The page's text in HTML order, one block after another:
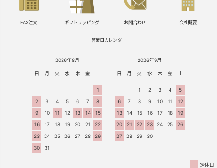
FAX注文 ギフトラッピング お問合わせ 会社概要
営業日カレンダー
2026年8月
日 月 火 水 木 金 土
1
2
3 4 5 6 7
8
9
10 11 12 13 14
15
16
17 18 19 20 21
22
23
24 25 26 27 28
29
30
31
2026年9月
日 月 火 水 木 金 土
1 2 3 4
5
6
7 8 9 10 11
12
13
14 15 16 17 18
19
20
21 22 23 24 25
26
27
28 29 30
定休日